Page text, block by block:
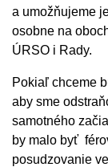
a umožňujeme
osobne na
ÚRSO i Rady.
Pokiaľ chceme
aby sme
samotného
by malo byť
posudzovanie